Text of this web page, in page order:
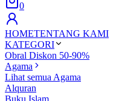
0
HOMETENTANG KAMI
KATEGORI
Obral Diskon 50-90%
Agama
Lihat semua Agama
Alquran
Buku Islam